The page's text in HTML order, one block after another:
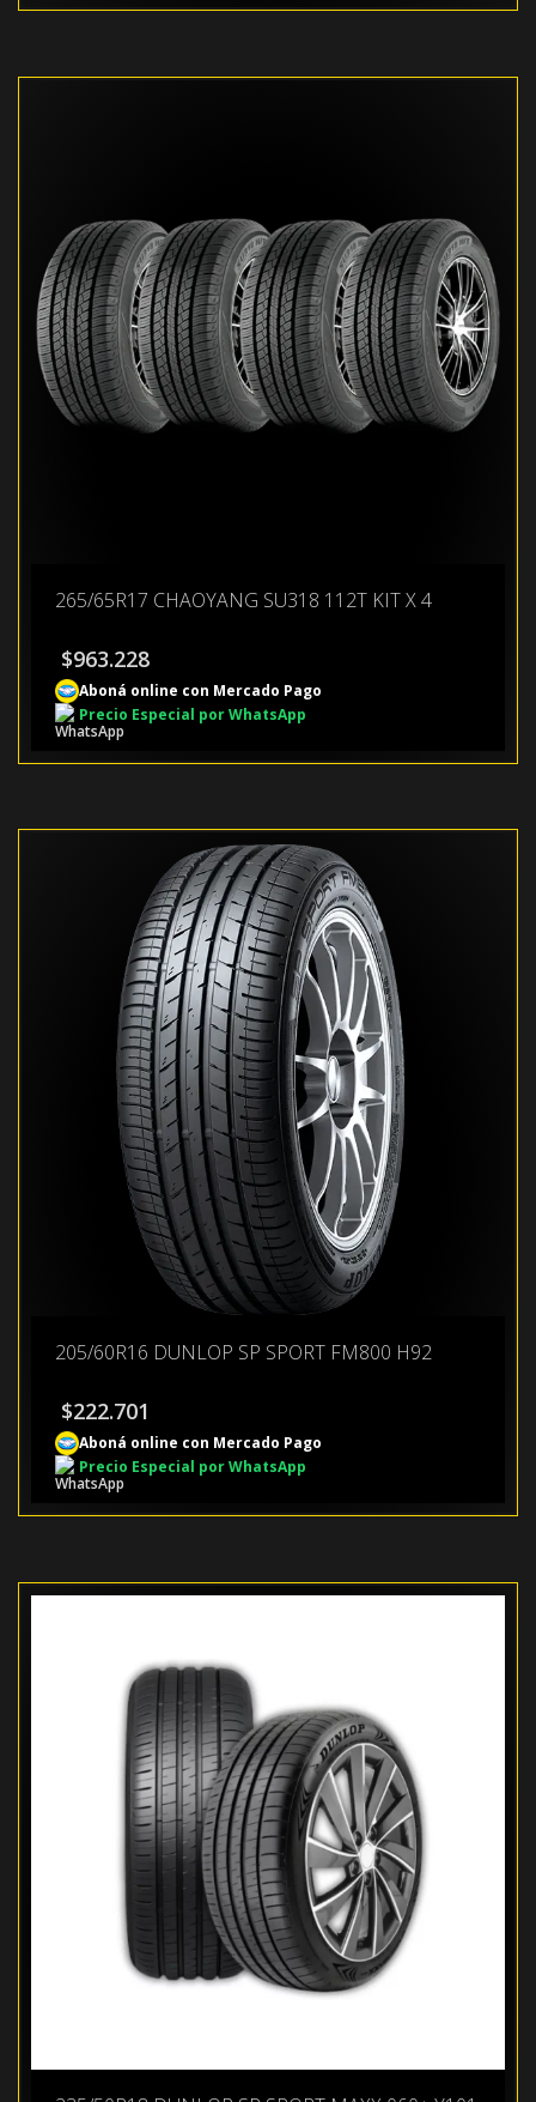
265/65R17 CHAOYANG SU318 112T KIT X 4
$963.228
Aboná online con Mercado Pago
Precio Especial por WhatsApp
205/60R16 DUNLOP SP SPORT FM800 H92
$222.701
Aboná online con Mercado Pago
Precio Especial por WhatsApp